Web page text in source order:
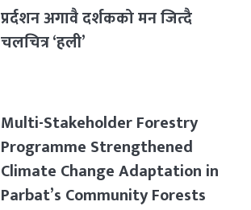
प्रर्दशन अगावै दर्शकको मन जित्दै
चलचित्र ‘हली’
Multi-Stakeholder Forestry
Programme Strengthened
Climate Change Adaptation in
Parbat’s Community Forests